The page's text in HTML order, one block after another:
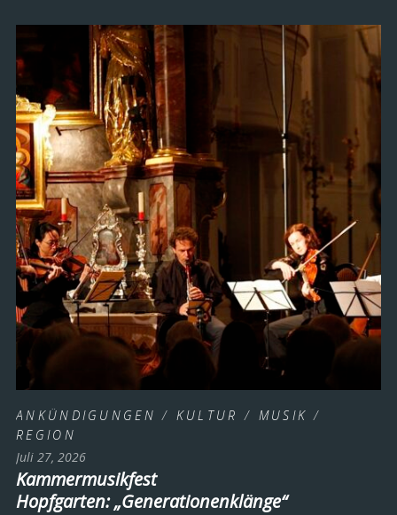
ANKÜNDIGUNGEN / KULTUR / MUSIK /
REGION
Juli 27, 2026
Kammermusikfest
Hopfgarten: „Generationenklänge“